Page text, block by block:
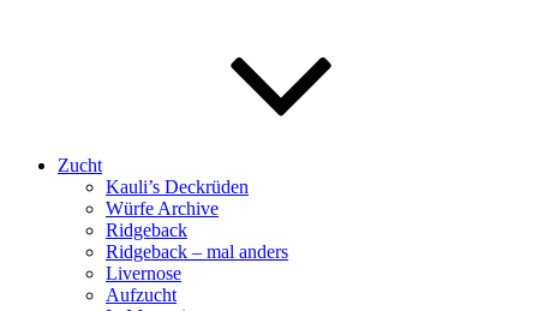
Zucht
Kauli’s Deckrüden
Würfe Archive
Ridgeback
Ridgeback – mal anders
Livernose
Aufzucht